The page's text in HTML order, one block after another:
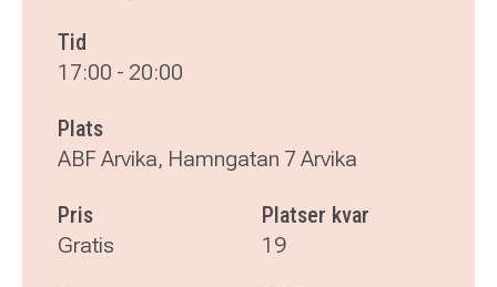
Tid
17:00 - 20:00
Plats
ABF Arvika, Hamngatan 7 Arvika
Pris
Gratis
Platser kvar
19